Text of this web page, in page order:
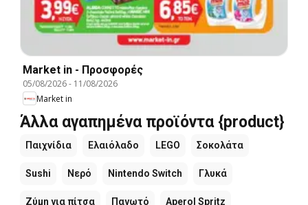
Market in - Προσφορές
05/08/2026- 11/08/2026
Market in
Άλλα αγαπημένα προϊόντα {product}
Παιχνίδια Ελαιόλαδο LEGO Σοκολάτα
Sushi Νερό Nintendo Switch Γλυκά
Ζύμη για πίτσα Παγωτό Aperol Spritz